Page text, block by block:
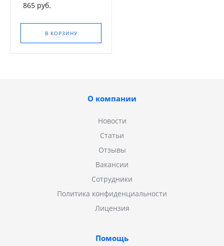
865 руб.
В КОРЗИНУ
О компании
Новости
Статьи
Отзывы
Вакансии
Сотрудники
Политика конфиденциальности
Лицензия
Помощь